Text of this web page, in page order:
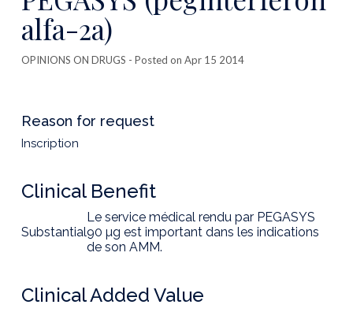
alfa-2a)
OPINIONS ON DRUGS - Posted on Apr 15 2014
Reason for request
Inscription
Clinical Benefit
Substantial
Le service médical rendu par PEGASYS
90 µg est important dans les indications
de son AMM.
Clinical Added Value